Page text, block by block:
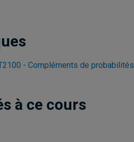
- Compléments de probabilités
à ce cours